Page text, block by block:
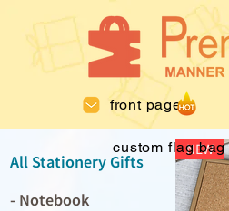
front page
custom flag bag
All Stationery Gifts
- Notebook
NEW